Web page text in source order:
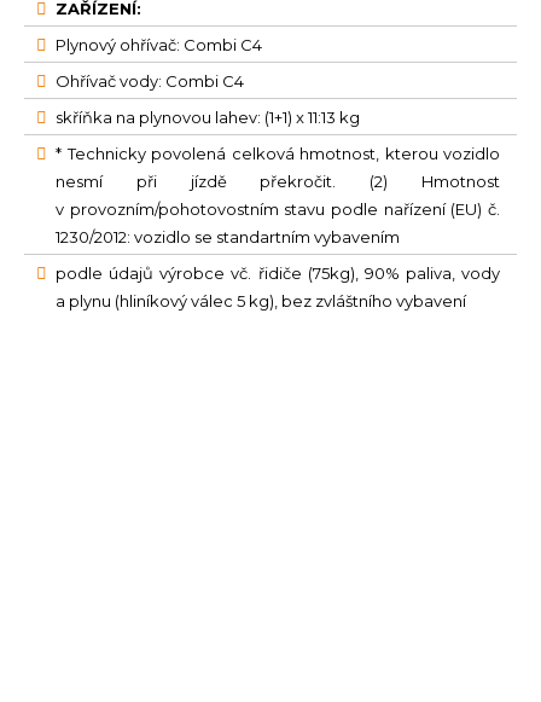
ZAŘÍZENÍ:
Plynový ohřívač: Combi C4
Ohřívač vody: Combi C4
skříňka na plynovou lahev: (1+1) x 11:13 kg
* Technicky povolená celková hmotnost, kterou vozidlo
nesmí při jízdě překročit. (2) Hmotnost
v provozním/pohotovostním stavu podle nařízení (EU) č.
1230/2012: vozidlo se standartním vybavením
podle údajů výrobce vč. řidiče (75kg), 90% paliva, vody
a plynu (hliníkový válec 5 kg), bez zvláštního vybavení